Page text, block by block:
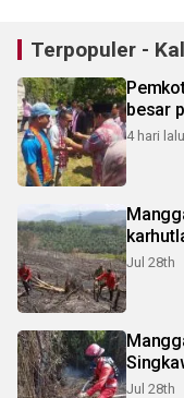
Terpopuler -
besar
4 hari lalu
Jul 28th
Jul 28th